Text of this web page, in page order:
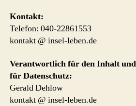
Kontakt:
Telefon: 040-22861553
kontakt @ insel-leben.de
Verantwortlich für den Inhalt
für Datenschutz:
Gerald Dehlow
kontakt @ insel-leben.de